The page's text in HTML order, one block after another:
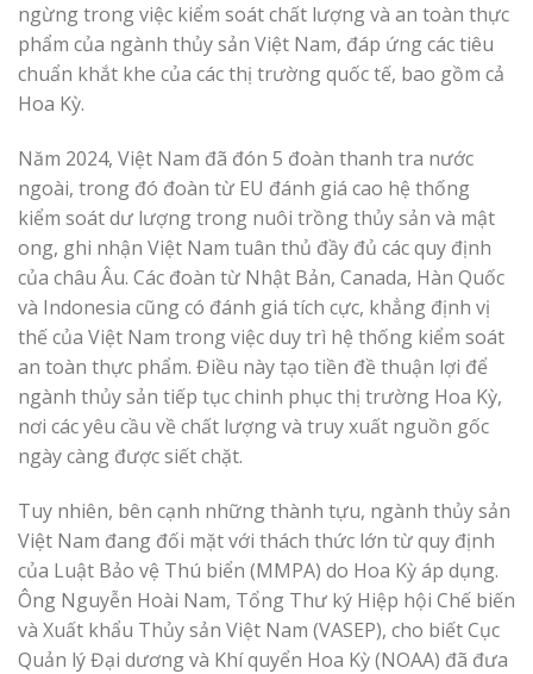
ngừng trong việc kiểm soát chất lượng và an toàn thực
phẩm của ngành thủy sản Việt Nam, đáp ứng các tiêu
chuẩn khắt khe của các thị trường quốc tế, bao gồm cả
Hoa Kỳ.
Năm 2024, Việt Nam đã đón 5 đoàn thanh tra nước
ngoài, trong đó đoàn từ EU đánh giá cao hệ thống
kiểm soát dư lượng trong nuôi trồng thủy sản và mật
ong, ghi nhận Việt Nam tuân thủ đầy đủ các quy định
của châu Âu. Các đoàn từ Nhật Bản, Canada, Hàn Quốc
và Indonesia cũng có đánh giá tích cực, khẳng định vị
thế của Việt Nam trong việc duy trì hệ thống kiểm soát
an toàn thực phẩm. Điều này tạo tiền đề thuận lợi để
ngành thủy sản tiếp tục chinh phục thị trường Hoa Kỳ,
nơi các yêu cầu về chất lượng và truy xuất nguồn gốc
ngày càng được siết chặt.
Tuy nhiên, bên cạnh những thành tựu, ngành thủy sản
Việt Nam đang đối mặt với thách thức lớn từ quy định
của Luật Bảo vệ Thú biển (MMPA) do Hoa Kỳ áp dụng.
Ông Nguyễn Hoài Nam, Tổng Thư ký Hiệp hội Chế biến
và Xuất khẩu Thủy sản Việt Nam (VASEP), cho biết Cục
Quản lý Đại dương và Khí quyển Hoa Kỳ (NOAA) đã đưa